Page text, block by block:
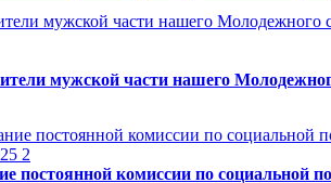
мужской части нашего
2
постоянной комиссии по социальной